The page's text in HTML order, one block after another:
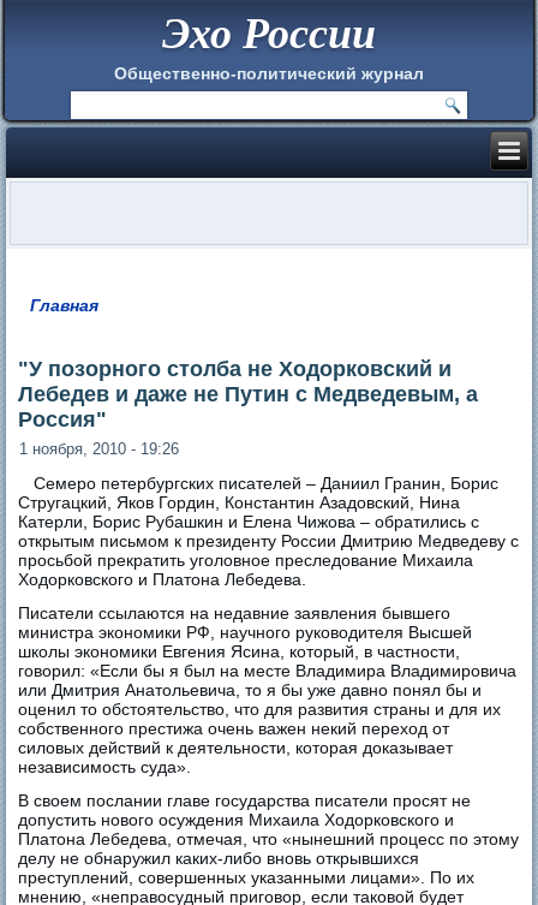
Эхо России
Общественно-политический журнал
Главная
"У позорного столба не Ходорковский и
Лебедев и даже не Путин с Медведевым, а
Россия"
1 ноября, 2010 - 19:26
Семеро петербургских писателей – Даниил Гранин, Борис
Стругацкий, Яков Гордин, Константин Азадовский, Нина
Катерли, Борис Рубашкин и Елена Чижова – обратились с
открытым письмом к президенту России Дмитрию Медведеву с
просьбой прекратить уголовное преследование Михаила
Ходорковского и Платона Лебедева.
Писатели ссылаются на недавние заявления бывшего
министра экономики РФ, научного руководителя Высшей
школы экономики Евгения Ясина, который, в частности,
говорил: «Если бы я был на месте Владимира Владимировича
или Дмитрия Анатольевича, то я бы уже давно понял бы и
оценил то обстоятельство, что для развития страны и для их
собственного престижа очень важен некий переход от
силовых действий к деятельности, которая доказывает
независимость суда».
В своем послании главе государства писатели просят не
допустить нового осуждения Михаила Ходорковского и
Платона Лебедева, отмечая, что «нынешний процесс по этому
делу не обнаружил каких-либо вновь открывшихся
преступлений, совершенных указанными лицами». По их
мнению, «неправосудный приговор, если таковой будет